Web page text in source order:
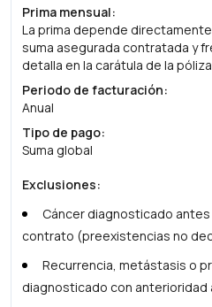
Prima mensual:
La prima depende
suma asegurada contratada y
detalla en la carátula de la
Periodo de facturación:
Anual
Tipo de pago:
Suma global
Exclusiones:
Cáncer diagnosticado antes
contrato (preexistencias no
Recurrencia, metástasis o
diagnosticado con anterioridad